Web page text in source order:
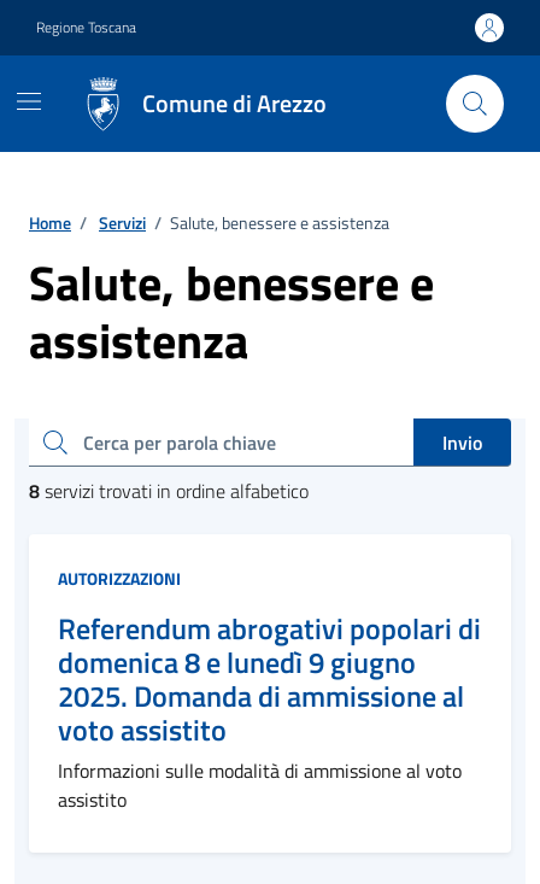
Regione Toscana
Comune di Arezzo
Home / Servizi / Salute, benessere e assistenza
Salute, benessere e
assistenza
Esplora tutti i servizi
cerca
Invio
8servizi trovati in ordine alfabetico
Categoria:
AUTORIZZAZIONI
Referendum abrogativi popolari di
domenica 8 e lunedì 9 giugno
2025. Domanda di ammissione al
voto assistito
Informazioni sulle modalità di ammissione al voto
assistito